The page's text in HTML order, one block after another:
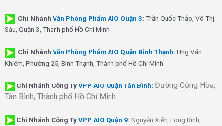
Chi Nhánh Văn Phòng Phẩm AIO Quận 3: Trần Quốc Thảo, Võ Thị
Sáu, Quận 3, Thành phố Hồ Chí Minh
Chi Nhánh Văn Phòng Phẩm AIO Quận Bình Thạnh: Ung Văn
Khiêm, Phường 25, Bình Thạnh, Thành phố Hồ Chí Minh
Chi Nhánh Công TyVPP AIO Quận Tân Bình: Đường Cộng Hòa,
Tân Bình, Thành phố Hồ Chí Minh
Chi Nhánh Công TyVPP AIO Quận 9: Nguyễn Xiển, Long Bình,